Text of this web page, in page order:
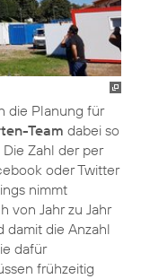
die Planung für
Team dabei so
Zahl der per
oder Twitter
nimmt
von Jahr zu Jahr
damit die Anzahl
dafür
frühzeitig